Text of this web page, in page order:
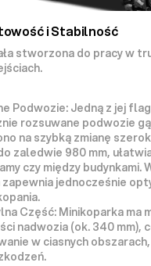
i Stabilność
stworzona do pracy w
Podwozie:
rozsuwane podwozie
zaledwie 980 mm,
czy między budynkami.
jednocześnie
Część: Minikoparka ma
nadwozia (ok. 340 mm),
w ciasnych